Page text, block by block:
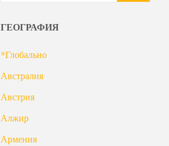
ГЕОГРАФИЯ
*Глобально
Австралия
Австрия
Алжир
Армения